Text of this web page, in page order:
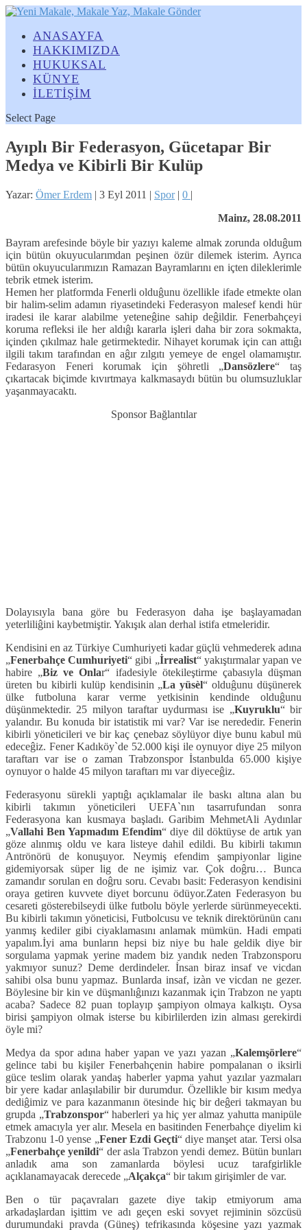
ANASAYFA
HAKKIMIZDA
HUKUKSAL
KÜNYE
İLETİŞİM
Select Page
Ayıplı Bir Federasyon, Gücetapar Bir
Medya ve Kibirli Bir Kulüp
Yazar: Ömer Erdem | 3 Eyl 2011 | Spor| 0 |
Mainz, 28.08.2011
Bayram arefesinde böyle bir yazıyı kaleme almak zorunda olduĝum
için bütün okuyucularımdan peşinen özür dilemek isterim. Ayrıca
bütün okuyucularımızın Ramazan Bayramlarını en içten dileklerimle
tebrik etmek isterim.
Hemen her platformda Fenerli olduĝunu özellikle ifade etmekte olan
bir halim-selim adamın riyasetindeki Federasyon malesef kendi hür
iradesi ile karar alabilme yeteneĝine sahip deĝildir. Fenerbahçeyi
koruma refleksi ile her aldıĝı kararla işleri daha bir zora sokmakta,
içinden çıkılmaz hale getirmektedir. Nihayet korumak için can attıĝı
ilgili takım tarafından en aĝır zılgıtı yemeye de engel olamamıştır.
Fedarasyon Feneri korumak için şöhretli „Dansözlere“ taş
çıkartacak biçimde kıvırtmaya kalkmasaydı bütün bu olumsuzluklar
yaşanmayacaktı.
Sponsor Bağlantılar
Dolayısıyla bana göre bu Federasyon daha işe başlayamadan
yeterliliĝini kaybetmiştir. Yakışık alan derhal istifa etmeleridir.
Kendisini en az Türkiye Cumhuriyeti kadar güçlü vehmederek adına
„Fenerbahçe Cumhuriyeti“ gibi „İrrealist“ yakıştırmalar yapan ve
habire „Biz ve Onlar“ ifadesiyle ötekileştirme çabasıyla düşman
üreten bu kibirli kulüp kendisinin „La yüsèl“ olduĝunu düşünerek
ülke futboluna karar verme yetkisinin kendinde olduĝunu
düşünmektedir. 25 milyon taraftar uydurması ise „Kuyruklu“ bir
yalandır. Bu konuda bir istatistik mi var? Var ise nerededir. Fenerin
kibirli yöneticileri ve bir kaç çenebaz söylüyor diye bunu kabul mü
edeceĝiz. Fener Kadıköy`de 52.000 kişi ile oynuyor diye 25 milyon
taraftarı var ise o zaman Trabzonspor İstanbulda 65.000 kişiye
oynuyor o halde 45 milyon taraftarı mı var diyeceĝiz.
Federasyonu sürekli yaptıĝı açıklamalar ile baskı altına alan bu
kibirli takımın yöneticileri UEFA`nın tasarrufundan sonra
Federasyona kan kusmaya başladı. Garibim MehmetAli Aydınlar
„Vallahi Ben Yapmadım Efendim“ diye dil döktüyse de artık yan
göze alınmış oldu ve kara listeye dahil edildi. Bu kibirli takımın
Antrönörü de konuşuyor. Neymiş efendim şampiyonlar ligine
gidemiyorsak süper lig de ne işimiz var. Çok doĝru… Bunca
zamandır sorulan en doĝru soru. Cevabı basit: Federasyon kendisini
oraya getiren kuvvete diyet borcunu ödüyor.Zaten Federasyon bu
cesareti gösterebilseydi ülke futbolu böyle yerlerde sürünmeyecekti.
Bu kibirli takımın yöneticisi, Futbolcusu ve teknik direktörünün canı
yanmış kediler gibi ciyaklamasını anlamak mümkün. Hadi empati
yapalım.İyi ama bunların hepsi biz niye bu hale geldik diye bir
sorgulama yapmak yerine madem biz yandık neden Trabzonsporu
yakmıyor sunuz? Deme derdindeler. İnsan biraz insaf ve vicdan
sahibi olsa bunu yapmaz. Bunlarda insaf, izàn ve vicdan ne gezer.
Böylesine bir kin ve düşmanlıĝınızı kazanmak için Trabzon ne yaptı
acaba? Sadece 82 puan toplayıp şampiyon olmaya kalkıştı. Oysa
birisi şampiyon olmak isterse bu kibirlilerden izin alması gerekirdi
öyle mi?
Medya da spor adına haber yapan ve yazı yazan „Kalemşörlere“
gelince tabi bu kişiler Fenerbahçenin habire pompalanan o iksirli
güce teslim olarak yandaş haberler yapma yahut yazılar yazmaları
bir yere kadar anlaşılabilir bir durumdur. Özellikle bir kısım medya
dediĝimiz ve para kazanmanın ötesinde hiç bir deĝeri takmayan bu
grupda „Trabzonspor“ haberleri ya hiç yer almaz yahutta manipüle
etmek amacıyla yer alır. Mesela en basitinden Fenerbahçe diyelim ki
Trabzonu 1-0 yense „Fener Ezdi Geçti“ diye manşet atar. Tersi olsa
„Fenerbahçe yenildi“ der asla Trabzon yendi demez. Bütün bunları
anladık ama son zamanlarda böylesi ucuz tarafgirlikle
açıklanamayacak derecede „Alçakça“ bir takım girişimler de var.
Ben o tür paçavraları gazete diye takip etmiyorum ama
arkadaşlardan işittim ve adı geçen eski sovyet rejiminin sözcüsü
durumundaki pravda (Güneş) tefrikasında köşesine yazı yazmak